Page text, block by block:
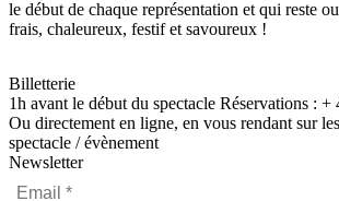
le début de chaque représentation et qui reste
frais, chaleureux, festif et savoureux !
Billetterie
1h avant le début du spectacle Réservations :
Ou directement en ligne, en vous rendant sur
spectacle / évènement
Newsletter